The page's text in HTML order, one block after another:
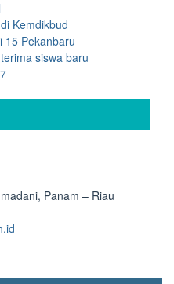
Kemdikbud
15 Pekanbaru
siswa baru
Panam – Riau